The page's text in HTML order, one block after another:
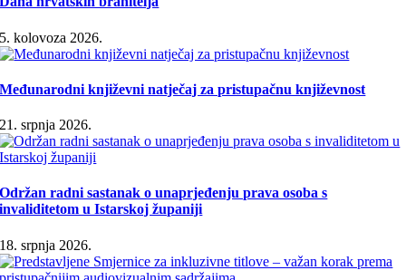
5. kolovoza 2026.
Međunarodni književni natječaj za pristupačnu književnost
21. srpnja 2026.
Održan radni sastanak o unaprjeđenju prava osoba s
invaliditetom u Istarskoj županiji
18. srpnja 2026.